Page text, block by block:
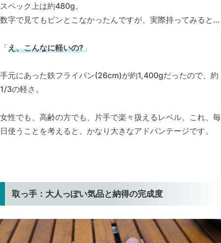
スペック上は約480g。
数字で見てもピンとこなかったんですが、実際持ってみると…
「え、こんなに軽いの? 」
手元にあった鉄フライパン(26cm)が約1,400gだったので、約
1/3の軽さ。
女性でも、高齢の方でも、片手で楽々扱えるレベル。これ、毎
日使うことを考えると、かなり大きなアドバンテージです。
取っ手：大人っぽい気品と納得の完成度